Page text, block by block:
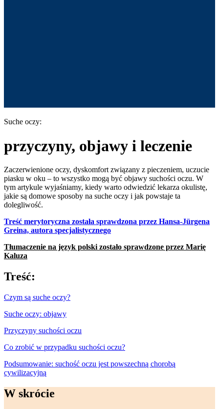
Suche oczy:
przyczyny, objawy i leczenie
Zaczerwienione oczy, dyskomfort związany z pieczeniem, uczucie
piasku w oku – to wszystko mogą być objawy suchości oczu. W
tym artykule wyjaśniamy, kiedy warto odwiedzić lekarza okulistę,
jakie są domowe sposoby na suche oczy i jak powstaje ta
dolegliwość.
Treść merytoryczna została sprawdzona przez Hansa-Jürgena
Greina, autora specjalistycznego
Tłumaczenie na język polski zostało sprawdzone przez Marię
Kaluza
Treść:
Czym są suche oczy?
Suche oczy: objawy
Przyczyny suchości oczu
Co zrobić w przypadku suchości oczu?
Podsumowanie: suchość oczu jest powszechną chorobą
cywilizacyjną
W skrócie